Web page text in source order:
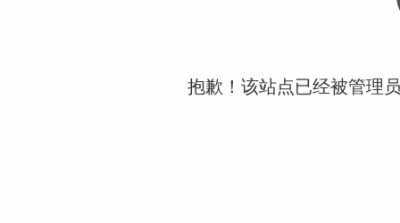
抱歉！该站点已经被管理